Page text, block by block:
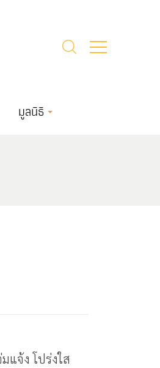
มูลนิธิ
แจ้ง โปร่งใส